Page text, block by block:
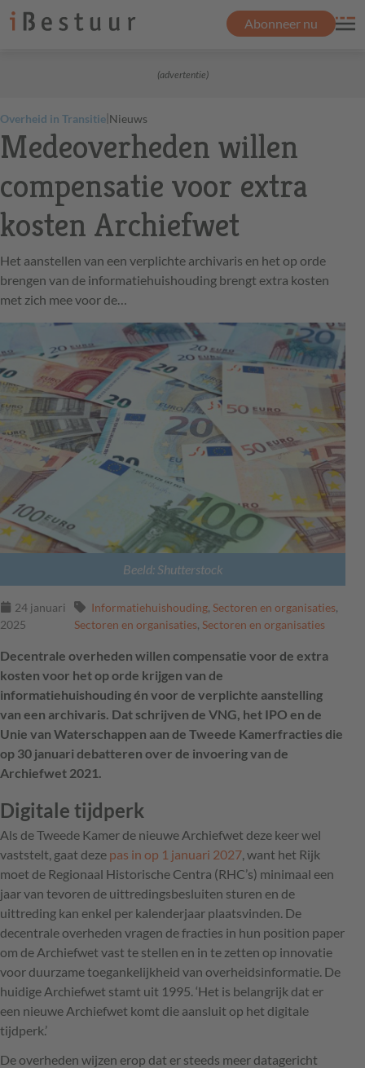
Abonneer nu
(advertentie)
Overheid in Transitie|Nieuws
Medeoverheden willen
compensatie voor extra
kosten Archiefwet
Het aanstellen van een verplichte archivaris en het op orde
brengen van de informatiehuishouding brengt extra kosten
met zich mee voor de…
Beeld: Shutterstock
24 januari
2025
Informatiehuishouding, Sectoren en organisaties,
Sectoren en organisaties, Sectoren en organisaties
Decentrale overheden willen compensatie voor de extra
kosten voor het op orde krijgen van de
informatiehuishouding én voor de verplichte aanstelling
van een archivaris. Dat schrijven de VNG, het IPO en de
Unie van Waterschappen aan de Tweede Kamerfracties die
op 30 januari debatteren over de invoering van de
Archiefwet 2021.
Digitale tijdperk
Als de Tweede Kamer de nieuwe Archiefwet deze keer wel
vaststelt, gaat deze pas in op 1 januari 2027 , want het Rijk
moet de Regionaal Historische Centra (RHC’s) minimaal een
jaar van tevoren de uittredingsbesluiten sturen en de
uittreding kan enkel per kalenderjaar plaatsvinden. De
decentrale overheden vragen de fracties in hun position paper
om de Archiefwet vast te stellen en in te zetten op innovatie
voor duurzame toegankelijkheid van overheidsinformatie. De
huidige Archiefwet stamt uit 1995. ‘Het is belangrijk dat er
een nieuwe Archiefwet komt die aansluit op het digitale
tijdperk.’
De overheden wijzen erop dat er steeds meer datagericht